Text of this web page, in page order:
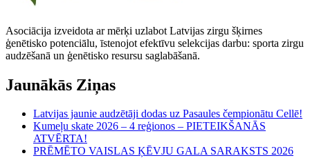
Asociācija izveidota ar mērķi uzlabot Latvijas zirgu šķirnes
ģenētisko potenciālu, īstenojot efektīvu selekcijas darbu: sporta zirgu
audzēšanā un ģenētisko resursu saglabāšanā.
Jaunākās Ziņas
Latvijas jaunie audzētāji dodas uz Pasaules čempionātu Cellē!
Kumeļu skate 2026 – 4 reģionos – PIETEIKŠANĀS
ATVĒRTA!
PRĒMĒTO VAISLAS ĶĒVJU GALA SARAKSTS 2026